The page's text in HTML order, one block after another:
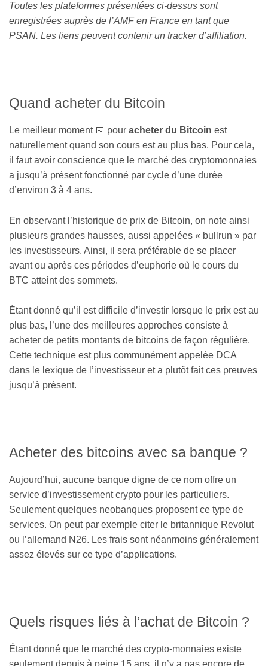
Toutes les plateformes présentées ci-dessus sont
enregistrées auprès de l’AMF en France en tant que
PSAN. Les liens peuvent contenir un tracker d’affiliation.
Quand acheter du Bitcoin
Le meilleur moment 📅 pour acheter du Bitcoin est
naturellement quand son cours est au plus bas. Pour cela,
il faut avoir conscience que le marché des cryptomonnaies
a jusqu’à présent fonctionné par cycle d’une durée
d’environ 3 à 4 ans.
En observant l’historique de prix de Bitcoin, on note ainsi
plusieurs grandes hausses, aussi appelées « bullrun » par
les investisseurs. Ainsi, il sera préférable de se placer
avant ou après ces périodes d’euphorie où le cours du
BTC atteint des sommets.
Étant donné qu’il est difficile d’investir lorsque le prix est au
plus bas, l’une des meilleures approches consiste à
acheter de petits montants de bitcoins de façon régulière.
Cette technique est plus communément appelée DCA
dans le lexique de l’investisseur et a plutôt fait ces preuves
jusqu’à présent.
Acheter des bitcoins avec sa banque ?
Aujourd’hui, aucune banque digne de ce nom offre un
service d’investissement crypto pour les particuliers.
Seulement quelques neobanques proposent ce type de
services. On peut par exemple citer le britannique Revolut
ou l’allemand N26. Les frais sont néanmoins généralement
assez élevés sur ce type d’applications.
Quels risques liés à l’achat de Bitcoin ?
Étant donné que le marché des crypto-monnaies existe